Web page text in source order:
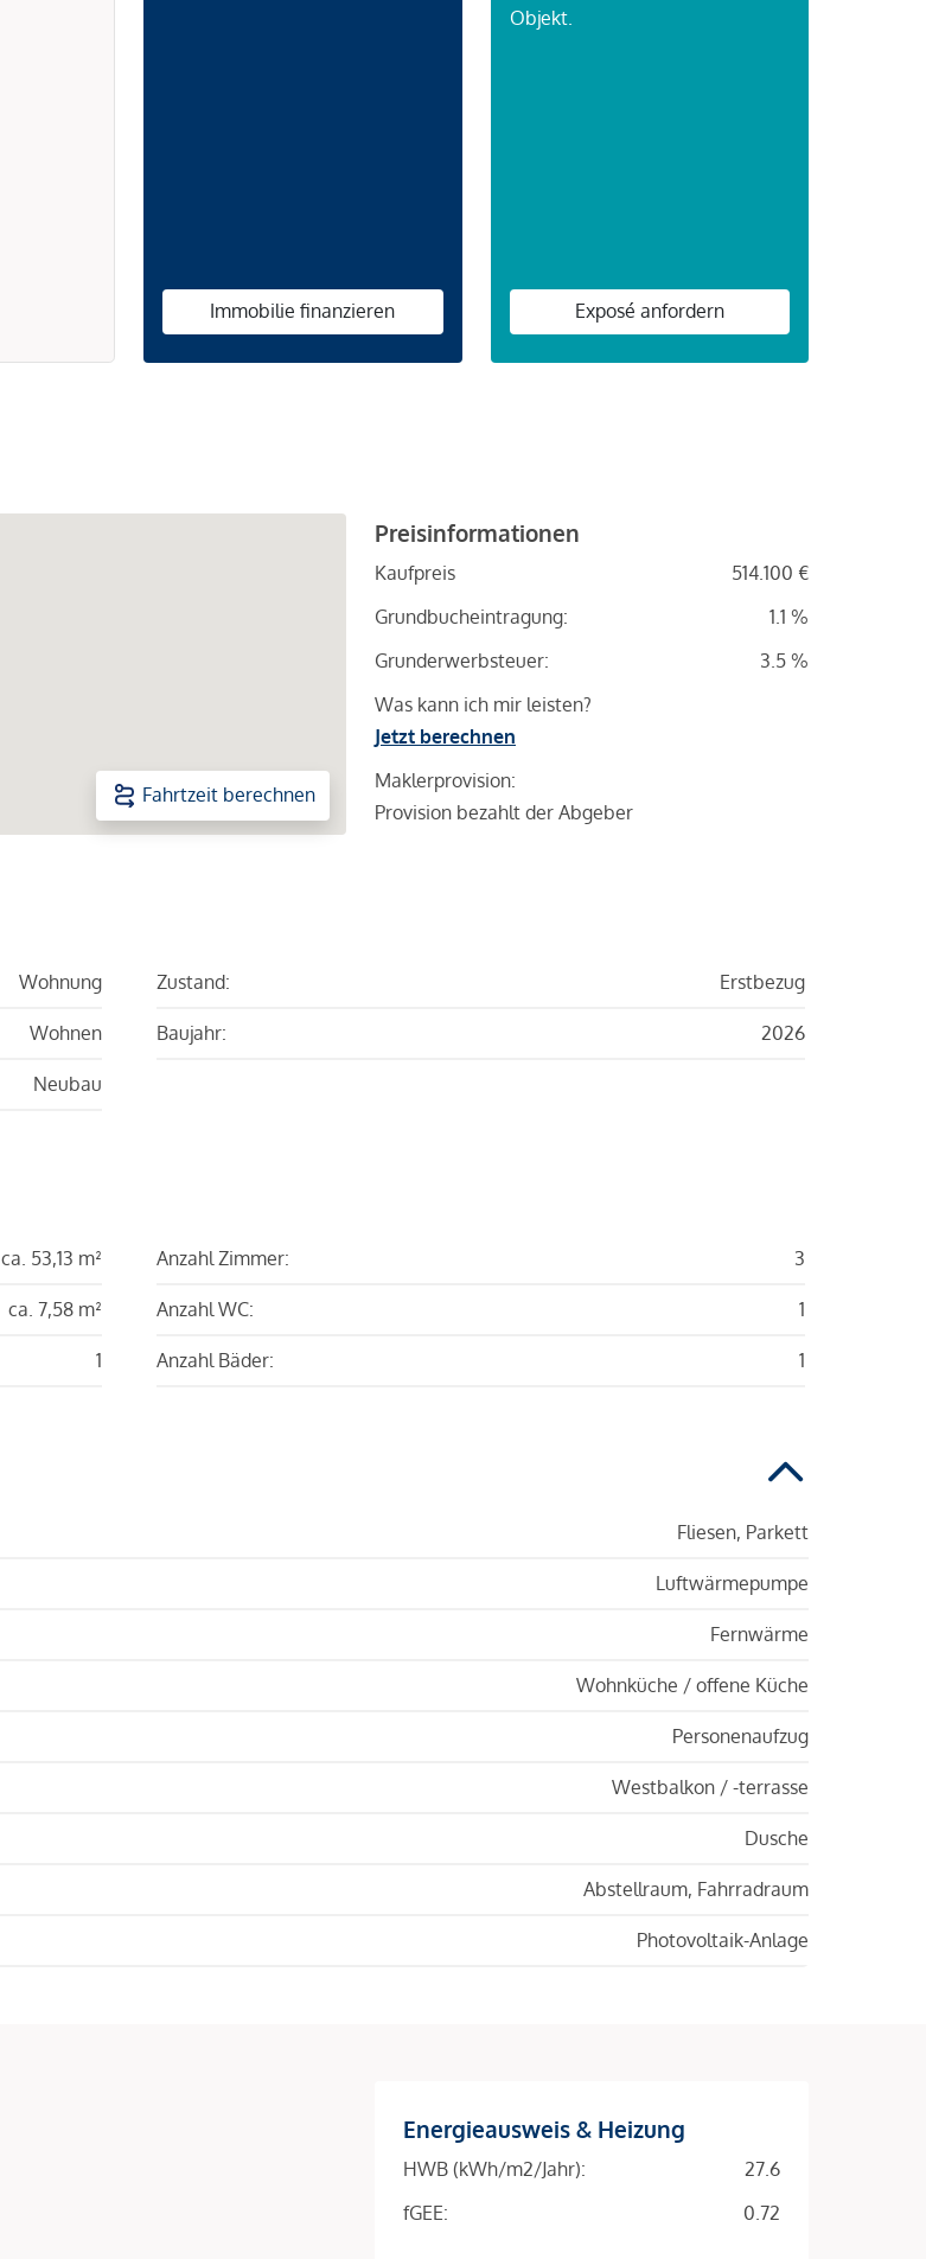
Immobilie finanzieren
Objekt.
Exposé anfordern
Fahrtzeit berechnen
Preisinformationen
Kaufpreis
514.100 €
Grundbucheintragung:
1.1 %
Grunderwerbsteuer:
3.5 %
Was kann ich mir leisten?
Jetzt berechnen
Maklerprovision:
Provision bezahlt der Abgeber
Wohnung
Wohnen
Neubau
Zustand: Erstbezug
Baujahr: 2026
ca. 53,13 m²
ca. 7,58 m²
1
Anzahl Zimmer: 3
Anzahl WC: 1
Anzahl Bäder: 1
Fliesen, Parkett
Luftwärmepumpe
Fernwärme
Wohnküche / offene Küche
Personenaufzug
Westbalkon / -terrasse
Dusche
Abstellraum, Fahrradraum
Photovoltaik-Anlage
Energieausweis & Heizung
HWB (kWh/m2/Jahr):
27.6
fGEE:
0.72